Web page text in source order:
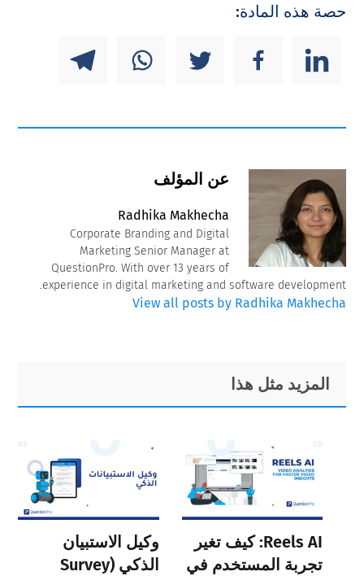
حصة هذه المادة:
عن المؤلف
Radhika Makhecha
Corporate Branding and Digital
Marketing Senior Manager at
QuestionPro. With over 13 years of
experience in digital marketing and software development.
View all posts by Radhika Makhecha
Primary
Sidebar
Footer
المزيد مثل هذا
Reels AI: كيف تغير
تجربة المستخدم في
وكيل الاستبيان
الذكي (Survey